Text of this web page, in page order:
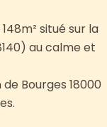
situé sur la
au calme et
Bourges 18000